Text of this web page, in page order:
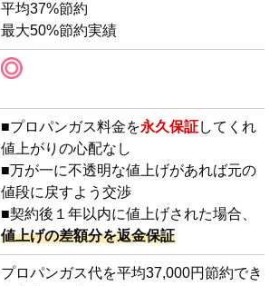
平均37%節約
最大50%節約実績
■プロパンガス料金を永久保証してくれ
値上がりの心配なし
■万が一に不透明な値上げがあれば元の
値段に戻すよう交渉
■契約後１年以内に値上げされた場合、
値上げの差額分を返金保証
プロパンガス代を平均37,000円節約でき